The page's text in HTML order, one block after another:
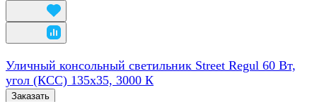
Уличный консольный светильник Street Regul 60 Вт,
угол (КСС) 135х35, 3000 К
Заказать